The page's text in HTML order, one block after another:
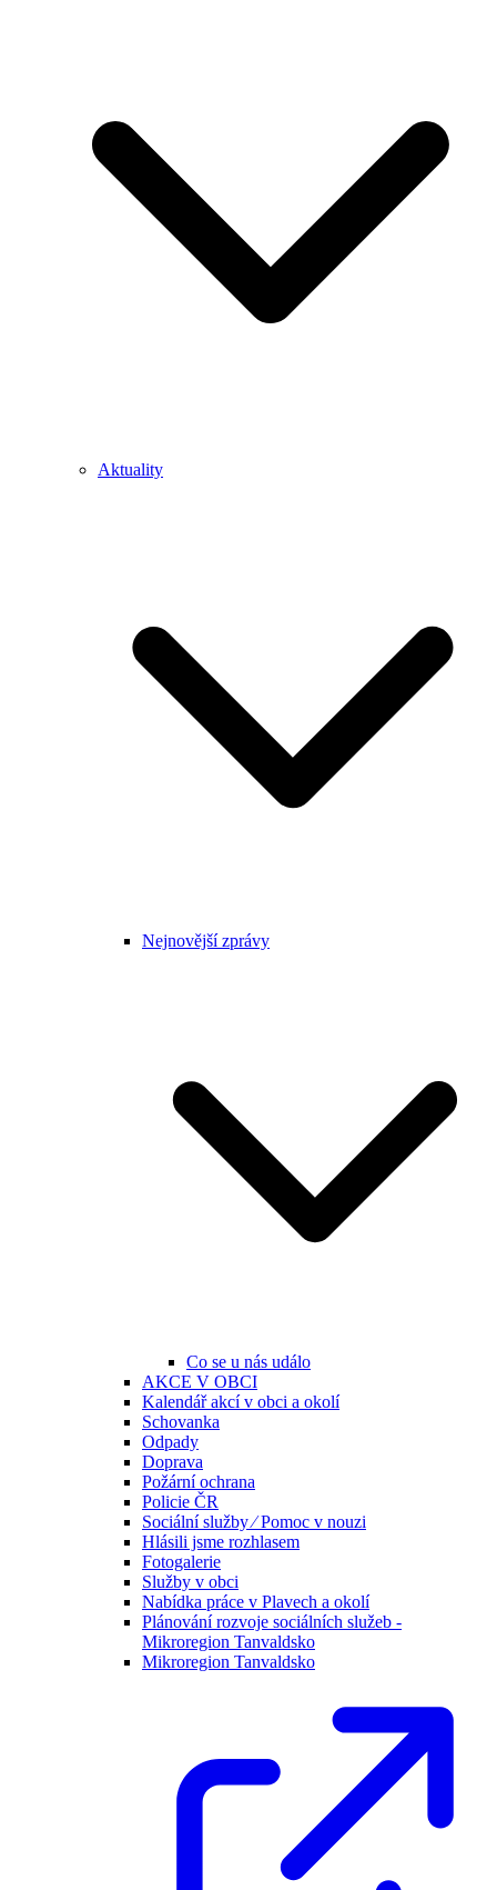
Aktuality
Nejnovější zprávy
Co se u nás událo
AKCE V OBCI
Kalendář akcí v obci a okolí
Schovanka
Odpady
Doprava
Požární ochrana
Policie ČR
Sociální služby ⁄ Pomoc v nouzi
Hlásili jsme rozhlasem
Fotogalerie
Služby v obci
Nabídka práce v Plavech a okolí
Plánování rozvoje sociálních služeb -
Mikroregion Tanvaldsko
Mikroregion Tanvaldsko